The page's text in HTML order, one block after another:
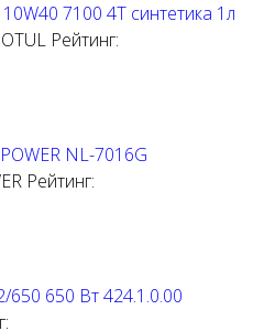
7100 4T синтетика 1л
Рейтинг:
NL-7016G
Рейтинг:
650 650 Вт 424.1.0.00